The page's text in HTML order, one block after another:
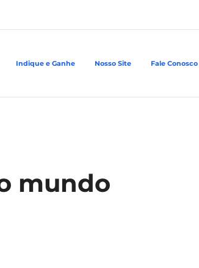
Indique e Ganhe Nosso Site Fale Conosco
mundo